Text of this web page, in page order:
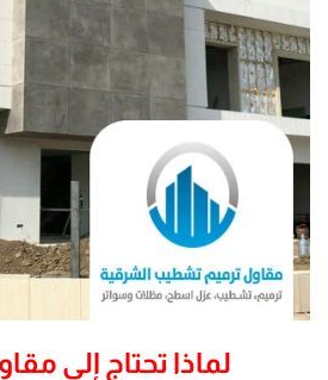
لماذا تحتاج إلى